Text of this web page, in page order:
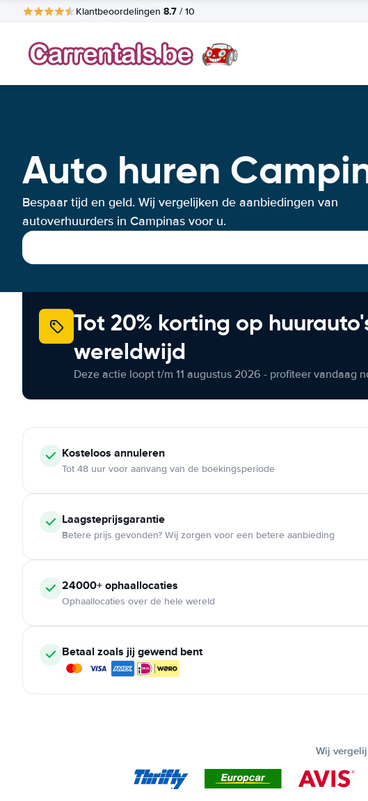
Klantbeoordelingen 8.7 / 10
Auto huren
Bespaar tijd en geld. Wij vergelijken de aanbiedingen van
autoverhuurders in Campinas voor u.
Tot 20% korting op
wereldwijd
Deze actie loopt t/m 11 augustus 2026 - profiteer vandaag
Kosteloos annuleren
Tot 48 uur voor aanvang van de boekingsperiode
Laagsteprijsgarantie
Betere prijs gevonden? Wij zorgen voor een betere aanbieding
24000+ophaallocaties
Ophaallocaties over de hele wereld
Betaal zoals jij gewend bent
Wij